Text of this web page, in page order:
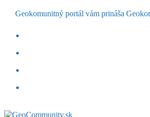
Geokomunitný portál vám prináša